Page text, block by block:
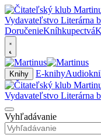
DoručenieKníhkupectvá
Knihy E-knihy
Vyhľadávanie